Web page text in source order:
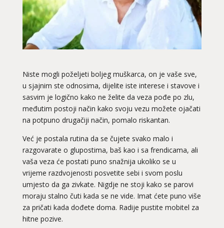
Niste mogli poželjeti boljeg muškarca, on je vaše sve,
u sjajnim ste odnosima, dijelite iste interese i stavove i
sasvim je logično kako ne želite da veza pođe po zlu,
međutim postoji način kako svoju vezu možete ojačati
na potpuno drugačiji način, pomalo riskantan.
Već je postala rutina da se čujete svako malo i
razgovarate o glupostima, baš kao i sa frendicama, ali
vaša veza će postati puno snažnija ukoliko se u
vrijeme razdvojenosti posvetite sebi i svom poslu
umjesto da ga zivkate. Nigdje ne stoji kako se parovi
moraju stalno čuti kada se ne vide. Imat ćete puno više
za pričati kada dođete doma. Radije pustite mobitel za
hitne pozive.